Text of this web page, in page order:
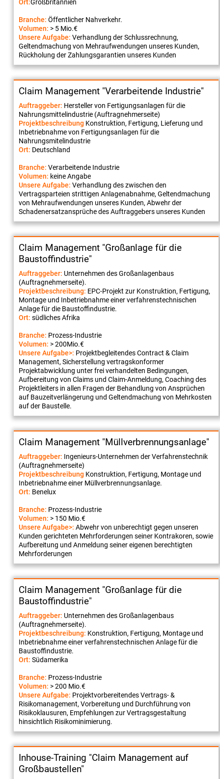
Ort:Großbritannien
Branche: Öffentlicher Nahverkehr.
Volumen: > 5 Mio.€
Unsere Aufgabe: Verhandlung der Schlussrechnung,
Geltendmachung von Mehraufwendungen unseres Kunden,
Rückholung der Zahlungsgarantien unseres Kunden
Claim Management "Verarbeitende Industrie"
Auftraggeber: Hersteller von Fertigungsanlagen für die
Nahrungsmittelindustrie (Auftragnehmerseite)
Projektbeschreibung Konstruktion, Fertigung, Lieferung und
Inbetriebnahme von Fertigungsanlagen für die
Nahrungsmitelindustrie
Ort: Deutschland
Branche: Verarbeitende Industrie
Volumen: keine Angabe
Unsere Aufgabe: Verhandlung des zwischen den
Vertragsparteien strittigen Anlagenabnahme, Geltendmachung
von Mehraufwendungen unseres Kunden, Abwehr der
Schadenersatzansprüche des Auftraggebers unseres Kunden
Claim Management "Großanlage für die
Baustoffindustrie"
Auftraggeber: Unternehmen des Großanlagenbaus
(Auftragnehmerseite).
Projektbeschreibung: EPC-Projekt zur Konstruktion, Fertigung,
Montage und Inbetriebnahme einer verfahrenstechnischen
Anlage für die Baustoffindustrie.
Ort: südliches Afrika
Branche: Prozess-Industrie
Volumen: > 200Mio.€
Unsere Aufgabe>: Projektbegleitendes Contract & Claim
Management, Sicherstellung vertragskonformer
Projektabwicklung unter frei verhandelten Bedingungen,
Aufbereitung von Claims und Claim-Anmeldung, Coaching des
Projektleiters in allen Fragen der Behandlung von Ansprüchen
auf Bauzeitverlängerung und Geltendmachung von Mehrkosten
auf der Baustelle.
Claim Management "Müllverbrennungsanlage"
Auftraggeber: Ingenieurs-Unternehmen der Verfahrenstechnik
(Auftragnehmerseite)
Projektbeschreibung Konstruktion, Fertigung, Montage und
Inbetriebnahme einer Müllverbrennungsanlage.
Ort: Benelux
Branche: Prozess-Industrie
Volumen: > 150 Mio.€
Unsere Aufgabe>: Abwehr von unberechtigt gegen unseren
Kunden gerichteten Mehrforderungen seiner Kontrakoren, sowie
Aufbereitung und Anmeldung seiner eigenen berechtigten
Mehrforderungen
Claim Management "Großanlage für die
Baustoffindustrie"
Auftraggeber: Unternehmen des Großanlagenbaus
(Auftragnehmerseite).
Projektbeschreibung: Konstruktion, Fertigung, Montage und
Inbetriebnahme einer verfahrenstechnischen Anlage für die
Baustoffindustrie.
Ort: Südamerika
Branche: Prozess-Industrie
Volumen: > 200 Mio.€
Unsere Aufgabe: Projektvorbereitendes Vertrags- &
Risikomanagement, Vorbereitung und Durchführung von
Risikoklausuren, Empfehlungen zur Vertragsgestaltung
hinsichtlich Risikominimierung.
Inhouse-Training "Claim Management auf
Großbaustellen"